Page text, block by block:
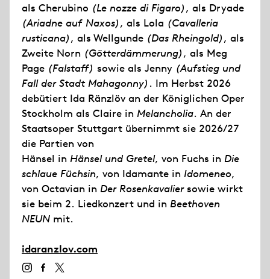
als Cherubino (Le nozze di Figaro), als Dryade
(Ariadne auf Naxos), als Lola (Cavalleria
rusticana), als Wellgunde (Das Rheingold), als
Zweite Norn (Götterdämmerung), als Meg
Page (Falstaff) sowie als Jenny (Aufstieg und
Fall der Stadt Mahagonny) . Im Herbst 2026
debütiert Ida Ränzlöv an der Königlichen Oper
Stockholm als Claire in Melancholia. An der
Staatsoper Stuttgart übernimmt sie 2026/27
die Partien von
Hänsel in Hänsel und Gretel, von Fuchs in Die
schlaue Füchsin, von Idamante in Idomeneo,
von Octavian in Der Rosenkavaliersowie wirkt
sie beim 2. Liedkonzert und in Beethoven
NEUN mit.
idaranzlov.com